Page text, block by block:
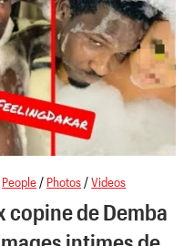
People / Photos /Videos
copine de Demba